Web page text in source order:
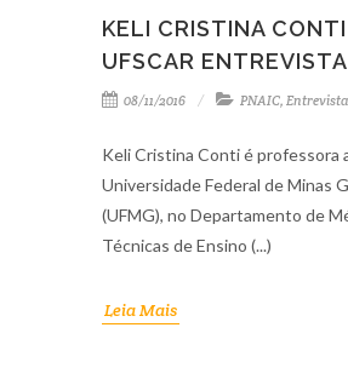
KELI CRISTINA
UFSCAR ENTREVISTA
08/11/2016 PNAIC,
Keli Cristina Conti é professora
Universidade Federal de Minas
(UFMG), no Departamento de
Técnicas de Ensino (...)
Leia Mais